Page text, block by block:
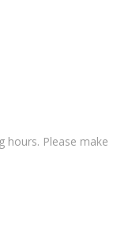
hours. Please make